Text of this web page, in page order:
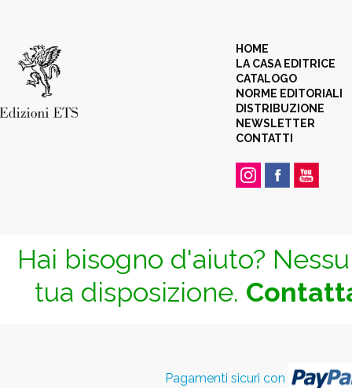
HOME
LA CASA EDITRICE
CATALOGO
NORME EDITORIALI
DISTRIBUZIONE
NEWSLETTER
CONTATTI
Hai bisogno d'aiuto?
tua disposizione.
Pagamenti sicuri con